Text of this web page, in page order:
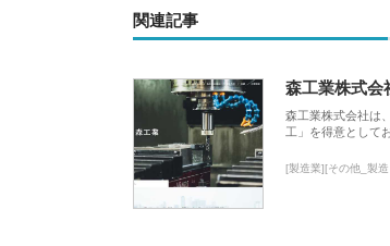
関連記事
森工業株式会
森工業株式会社は
工」を得意として
[製造業][その他_製